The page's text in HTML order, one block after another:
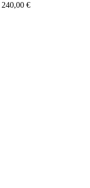
240,00 €